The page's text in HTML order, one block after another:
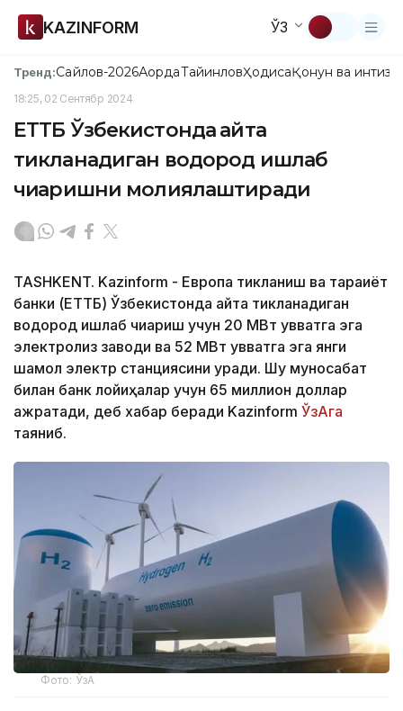
KAZINFORM ЎЗ
Тренд:Сайлов-2026АқордаТайинловҲодисаҚонун ва
18:25, 02 Сентябр 2024
ЕТТБ Ўзбекистонда қайта
тикланадиган водород ишлаб
чиқаришни молиялаштиради
TASHKENT. Kazinform - Европа тикланиш ва тараққиёт
банки (ЕТТБ) Ўзбекистонда қайта тикланадиган
водород ишлаб чиқариш учун 20 МВт қувватга эга
электролиз заводи ва 52 МВт қувватга эга янги
шамол электр станциясини қуради. Шу муносабат
билан банк лойиҳалар учун 65 миллион доллар
ажратади, деб хабар беради Kazinform ЎзАга
таяниб.
Фото: ЎзА